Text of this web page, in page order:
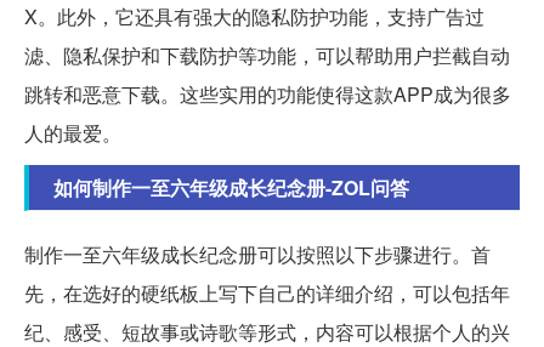
X。此外，它还具有强大的隐私防护功能，支持广告过
滤、隐私保护和下载防护等功能，可以帮助用户拦截自动
跳转和恶意下载。这些实用的功能使得这款APP成为很多
人的最爱。
如何制作一至六年级成长纪念册-ZOL问答
制作一至六年级成长纪念册可以按照以下步骤进行。首
先，在选好的硬纸板上写下自己的详细介绍，可以包括年
纪、感受、短故事或诗歌等形式，内容可以根据个人的兴